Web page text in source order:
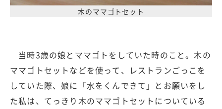
木のママゴトセット
当時3歳の娘とママゴトをしていた時のこと。木の
ママゴトセットなどを使って、レストランごっこを
していた際、娘に「水をくんできて」とお願いをし
た私は、てっきり木のママゴトセットについている